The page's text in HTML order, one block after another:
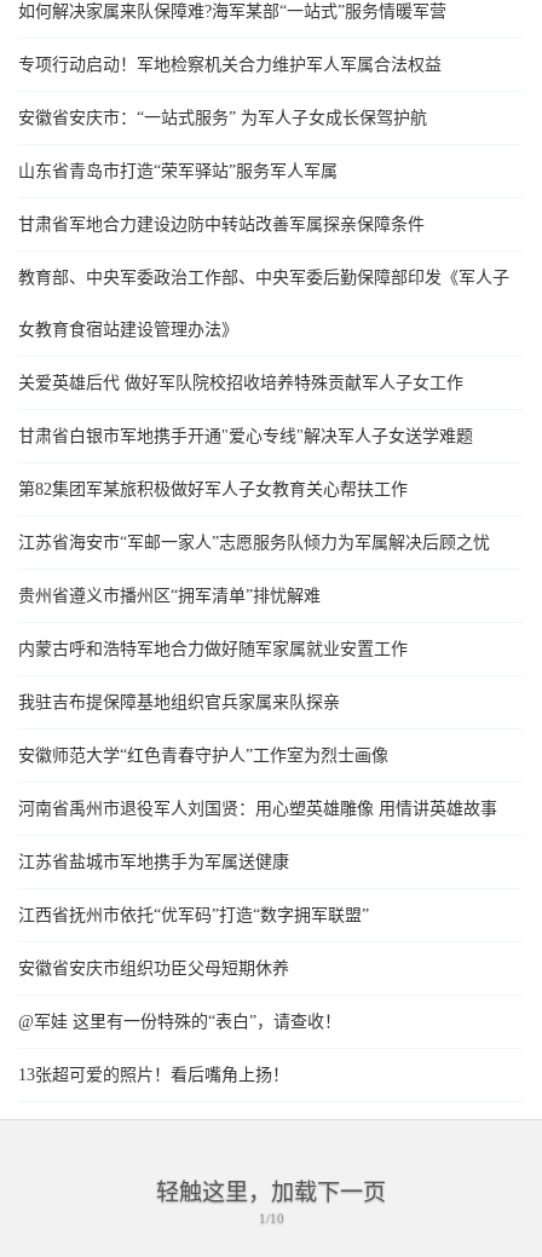
如何解决家属来队保障难?海军某部“一站式”服务情暖军营
专项行动启动！军地检察机关合力维护军人军属合法权益
安徽省安庆市：“一站式服务” 为军人子女成长保驾护航
山东省青岛市打造“荣军驿站”服务军人军属
甘肃省军地合力建设边防中转站改善军属探亲保障条件
教育部、中央军委政治工作部、中央军委后勤保障部印发《军人子
女教育食宿站建设管理办法》
关爱英雄后代 做好军队院校招收培养特殊贡献军人子女工作
甘肃省白银市军地携手开通"爱心专线"解决军人子女送学难题
第82集团军某旅积极做好军人子女教育关心帮扶工作
江苏省海安市“军邮一家人”志愿服务队倾力为军属解决后顾之忧
贵州省遵义市播州区“拥军清单”排忧解难
内蒙古呼和浩特军地合力做好随军家属就业安置工作
我驻吉布提保障基地组织官兵家属来队探亲
安徽师范大学“红色青春守护人”工作室为烈士画像
河南省禹州市退役军人刘国贤：用心塑英雄雕像 用情讲英雄故事
江苏省盐城市军地携手为军属送健康
江西省抚州市依托“优军码”打造“数字拥军联盟”
安徽省安庆市组织功臣父母短期休养
@军娃 这里有一份特殊的“表白”，请查收！
13张超可爱的照片！看后嘴角上扬！
轻触这里，加载下一页
1/10